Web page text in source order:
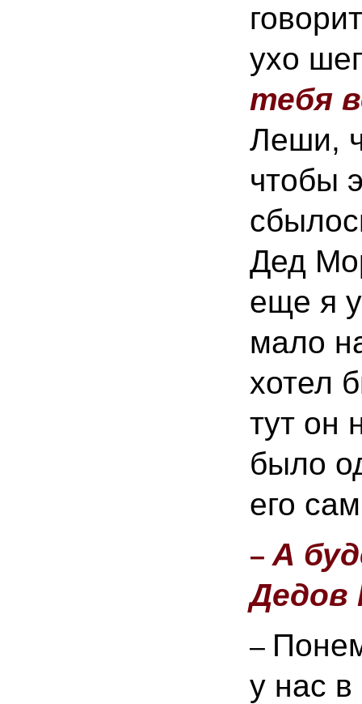
ухо
тебя
Леши,
чтобы
Дед
еще я
мало
хотел
тут он
было
его
– А
Дедов
–
у нас